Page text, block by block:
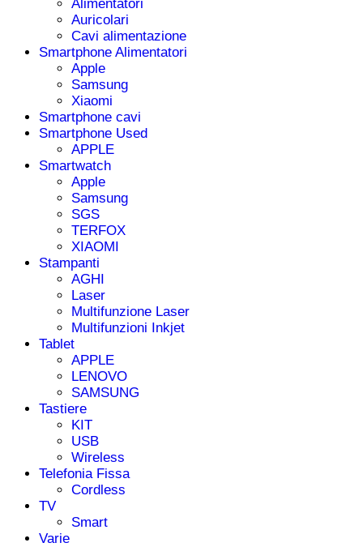
Alimentatori
Auricolari
Cavi alimentazione
Smartphone Alimentatori
Apple
Samsung
Xiaomi
Smartphone cavi
Smartphone Used
APPLE
Smartwatch
Apple
Samsung
SGS
TERFOX
XIAOMI
Stampanti
AGHI
Laser
Multifunzione Laser
Multifunzioni Inkjet
Tablet
APPLE
LENOVO
SAMSUNG
Tastiere
KIT
USB
Wireless
Telefonia Fissa
Cordless
TV
Smart
Varie